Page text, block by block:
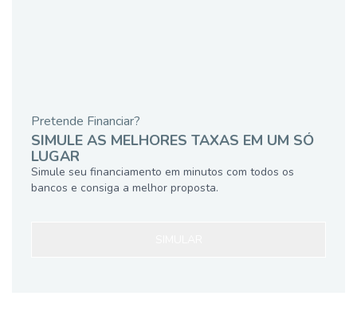
Pretende Financiar?
SIMULE AS MELHORES TAXAS EM UM SÓ
LUGAR
Simule seu financiamento em minutos com todos os
bancos e consiga a melhor proposta.